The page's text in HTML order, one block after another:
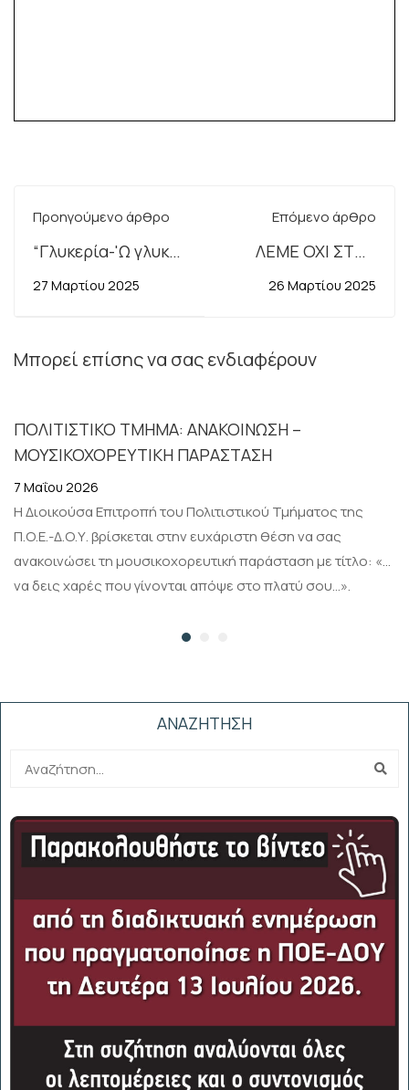
Προηγούμενο άρθρο
“Γλυκερία-'Ω γλυκύ
μου έαρ και τα
27 Μαρτίου 2025
Επόμενο άρθρο
ΛΕΜΕ ΟΧΙ ΣΤΗΝ
ΚΕΝΤΡΙΚΟΠΟΙΗΣΗ
ΥΠΟΣΤΕΛΕΧΩΣΗΣ
ΕΡΗΜΩΣΗΣ ΤΗΣ
ΠΕΡΙΦΕΡΕΙΑΣ,
ΔΗΜΟΣΙΩΝ ΔΟΜΩΝ
26 Μαρτίου 2025
Μπορεί επίσης να σας ενδιαφέρουν
ΠΟΛΙΤΙΣΤΙΚΟ ΤΜΗΜΑ: ΑΝΑΚΟΙΝΩΣΗ –
ΜΟΥΣΙΚΟΧΟΡΕΥΤΙΚΗ ΠΑΡΑΣΤΑΣΗ
7 Μαΐου 2026
Η Διοικούσα Επιτροπή του Πολιτιστικού Τμήματος της
Π.Ο.Ε.-Δ.Ο.Υ. βρίσκεται στην ευχάριστη θέση να σας
ανακοινώσει τη μουσικοχορευτική παράσταση με τίτλο: «…
να δεις χαρές που γίνονται απόψε στο πλατύ σου…».
ΑΝΑΖΗΤΗΣΗ